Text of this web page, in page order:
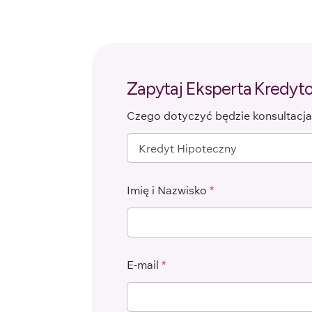
Zapytaj Eksperta
Czego dotyczyć będzie
Imię i Nazwisko *
E-mail *